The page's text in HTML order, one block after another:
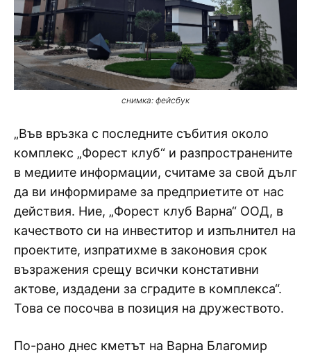
снимка: фейсбук
„Във връзка с последните събития около
комплекс „Форест клуб“ и разпространените
в медиите информации, считаме за свой дълг
да ви информираме за предприетите от нас
действия. Ние, „Форест клуб Варна“ ООД, в
качеството си на инвеститор и изпълнител на
проектите, изпратихме в законовия срок
възражения срещу всички констативни
актове, издадени за сградите в комплекса“.
Това се посочва в позиция на дружеството.
По-рано днес кметът на Варна Благомир